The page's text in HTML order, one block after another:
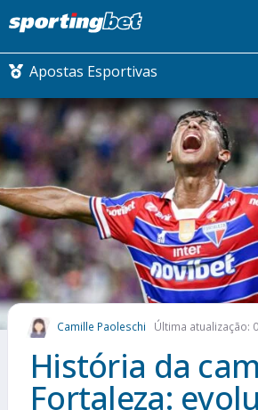
Apostas Esportivas
CONMEBOL LIBERTADORES
FUTEBOL NACIONAL
FUTEBOL INTERNACIONAL
COMO APOSTAR
MAIS ESPORTES
Camille Paoleschi Última atualização:
História da
Fortaleza: